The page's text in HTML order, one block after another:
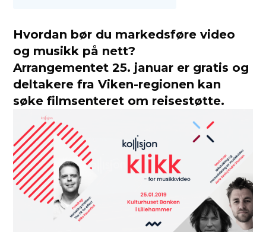
Hvordan bør du markedsføre video
og musikk på nett?
Arrangementet 25. januar er gratis og
deltakere fra Viken-regionen kan
søke filmsenteret om reisestøtte.